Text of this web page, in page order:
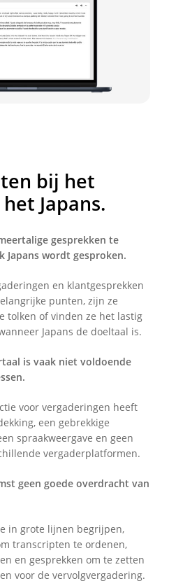
bij het
Japans.
gesprekken te
wordt gesproken.
en klantgesprekken
punten, zijn ze
tolken of vinden ze het lastig
Japans de doeltaal is.
is vaak niet voldoende
voor vergaderingen heeft
een gebrekkige
spraakweergave en geen
vergaderplatformen.
geen goede overdracht van
in grote lijnen begrijpen,
transcripten te ordenen,
en gesprekken om te zetten
voor de vervolgvergadering.